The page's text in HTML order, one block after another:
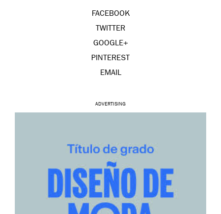
FACEBOOK
TWITTER
GOOGLE+
PINTEREST
EMAIL
ADVERTISING